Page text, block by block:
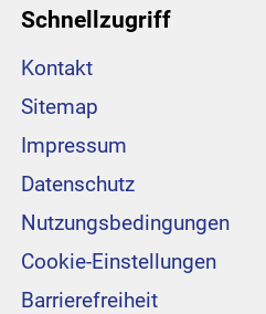
Schnellzugriff
Kontakt
Sitemap
Impressum
Datenschutz
Nutzungsbedingungen
Cookie-Einstellungen
Barrierefreiheit